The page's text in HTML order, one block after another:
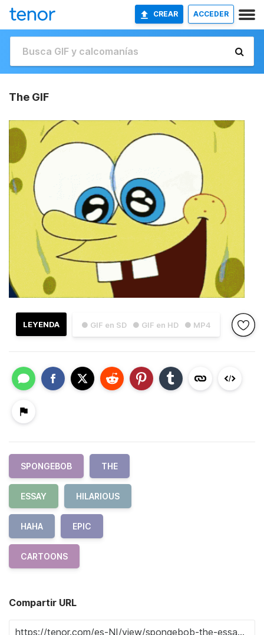
CREAR ACCEDER
The GIF
● GIF en SD ● GIF en HD ● MP4
LEYENDA
SPONGEBOB THE
ESSAY HILARIOUS
HAHA EPIC
CARTOONS
Compartir URL